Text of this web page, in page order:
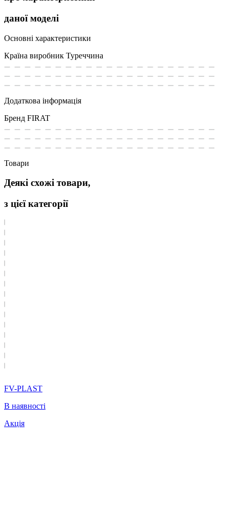
даної моделі
Основні характеристики
Країна виробник Туреччина
Додаткова інформація
Бренд FIRAT
Товари
Деякі схожі товари,
з цієї категорії
FV-PLAST
В наявності
Акція